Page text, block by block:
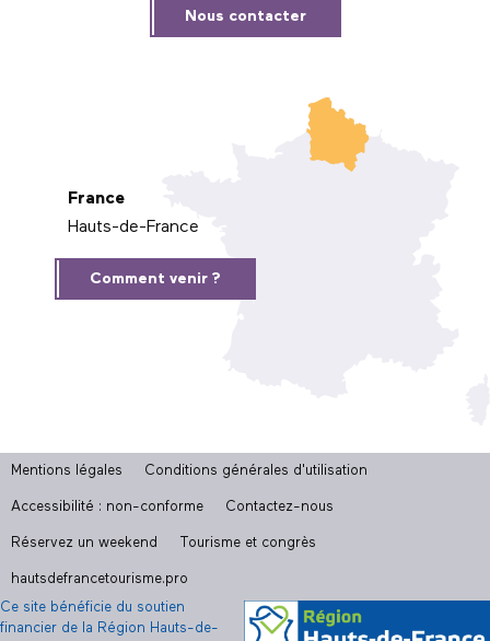
Nous contacter
France
Hauts-de-France
Comment venir ?
Mentions légales Conditions générales d'utilisation
Accessibilité : non-conforme Contactez-nous
Réservez un weekend Tourisme et congrès
hautsdefrancetourisme.pro
Ce site bénéficie du soutien
financier de la Région Hauts-de-